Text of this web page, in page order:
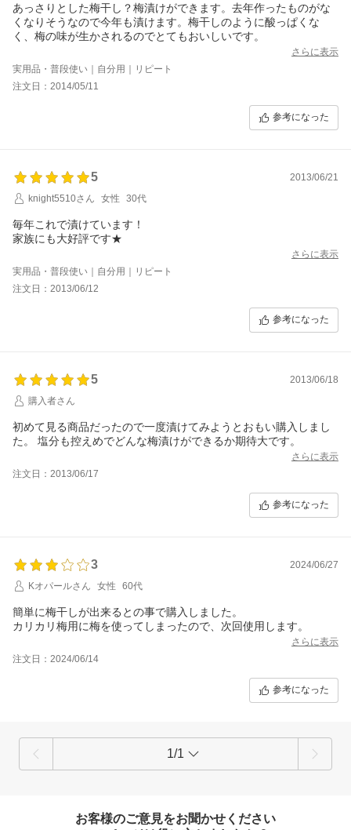
あっさりとした梅干し？梅漬けができます。去年作ったものがな
くなりそうなので今年も漬けます。梅干しのように酸っぱくな
く、梅の味が生かされるのでとてもおいしいです。
さらに表示
実用品・普段使い｜自分用｜リピート
注文日：2014/05/11
参考になった
5
2013/06/21
knight5510さん
女性 30代
毎年これで漬けています！
家族にも大好評です★
さらに表示
実用品・普段使い｜自分用｜リピート
注文日：2013/06/12
参考になった
5
2013/06/18
購入者さん
初めて見る商品だったので一度漬けてみようとおもい購入しまし
た。 塩分も控えめでどんな梅漬けができるか期待大です。
さらに表示
注文日：2013/06/17
参考になった
3
2024/06/27
Kオパールさん
女性 60代
簡単に梅干しが出来るとの事で購入しました。
カリカリ梅用に梅を使ってしまったので、次回使用します。
さらに表示
注文日：2024/06/14
参考になった
1/1
お客様のご意見をお聞かせください